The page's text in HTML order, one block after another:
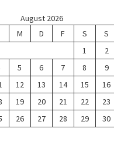
August 2026
M D F S
S
1
2
5 6 7 8
9
12 13 14 15
16
19 20 21 22
23
26 27 28 29
30